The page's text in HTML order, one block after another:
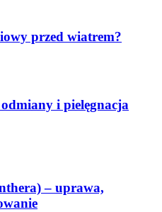
przed wiatrem?
i pielęgnacja
– uprawa,